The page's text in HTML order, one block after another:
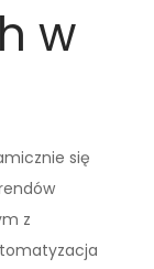
w
się
z